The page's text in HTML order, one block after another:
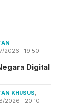
2026 - 19:50
Digital
KHUSUS
2026 - 20:10